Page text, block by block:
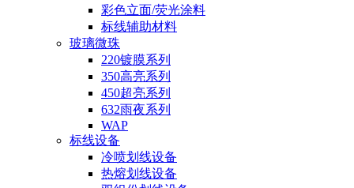
彩色立面/荧光涂料
标线辅助材料
玻璃微珠
220镀膜系列
350高亮系列
450超亮系列
632雨夜系列
WAP
标线设备
冷喷划线设备
热熔划线设备